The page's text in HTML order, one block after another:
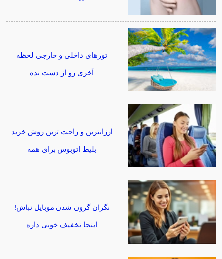
تورهای داخلی و خارجی لحظه
آخری رو از دست نده
ارزانترین و راحت ترین روش خرید
بلیط اتوبوس برای همه
نگران گرون شدن موبایل نباش!
اینجا تخفیف خوبی داره